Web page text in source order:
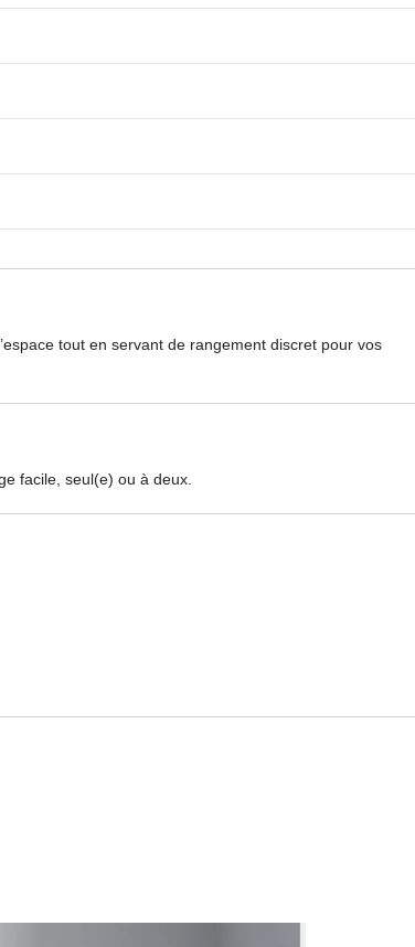
tout en servant de rangement discret pour vos
facile, seul(e) ou à deux.